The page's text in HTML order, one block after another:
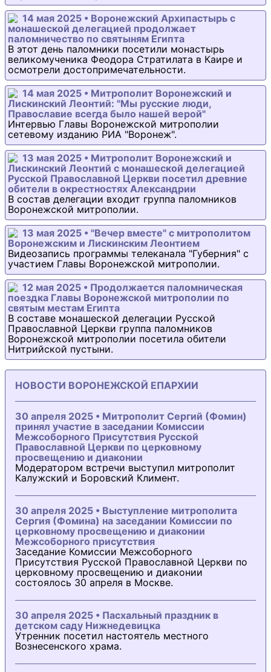
14 мая 2025 • Воронежский Архипастырь с
монашеской делегацией продолжает
паломничество по святыням Египта
В этот день паломники посетили монастырь
великомученика Феодора Стратилата в Каире и
осмотрели достопримечательности.
14 мая 2025 • Митрополит Воронежский и
Лискинский Леонтий: "Мы русские люди,
Православие всегда было нашей верой"
Интервью Главы Воронежской митрополии
сетевому изданию РИА "Воронеж".
13 мая 2025 • Митрополит Воронежский и
Лискинский Леонтий с монашеской делегацией
Русской Православной Церкви посетил древние
обители в окрестностях Александрии
В состав делегации входит группа паломников
Воронежской митрополии.
13 мая 2025 • "Вечер вместе" с митрополитом
Воронежским и Лискинским Леонтием
Видеозапись программы телеканала "Губерния" с
участием Главы Воронежской митрополии.
12 мая 2025 • Продолжается паломническая
поездка Главы Воронежской митрополии по
святым местам Египта
В составе монашеской делегации Русской
Православной Церкви группа паломников
Воронежской митрополии посетила обители
Нитрийской пустыни.
НОВОСТИ ВОРОНЕЖСКОЙ ЕПАРХИИ
30 апреля 2025 • Митрополит Сергий (Фомин)
принял участие в заседании Комиссии
Межсоборного Присутствия Русской
Православной Церкви по церковному
просвещению и диаконии
Модератором встречи выступил митрополит
Калужский и Боровский Климент.
30 апреля 2025 • Выступление митрополита
Сергия (Фомина) на заседании Комиссии по
церковному просвещению и диаконии
Межсоборного присутствия
Заседание Комиссии Межсоборного
Присутствия Русской Православной Церкви по
церковному просвещению и диаконии
состоялось 30 апреля в Москве.
30 апреля 2025 • Пасхальный праздник в
детском саду Нижнедевицка
Утренник посетил настоятель местного
Вознесенского храма.